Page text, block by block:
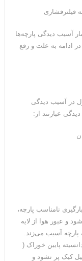
آمار آسیب دیدگی پارچه‌ها
تعلق می‌گیرد که در ادامه به علت و رفع
شده ناحیه ۲ با رتبه اول در آسیب دیدگی
عبارتند از:
نامناسب پارچه،
و عبور هوا از لایه
آسیب می‌زند.
پایین خوراک (
کیک پر نشود و